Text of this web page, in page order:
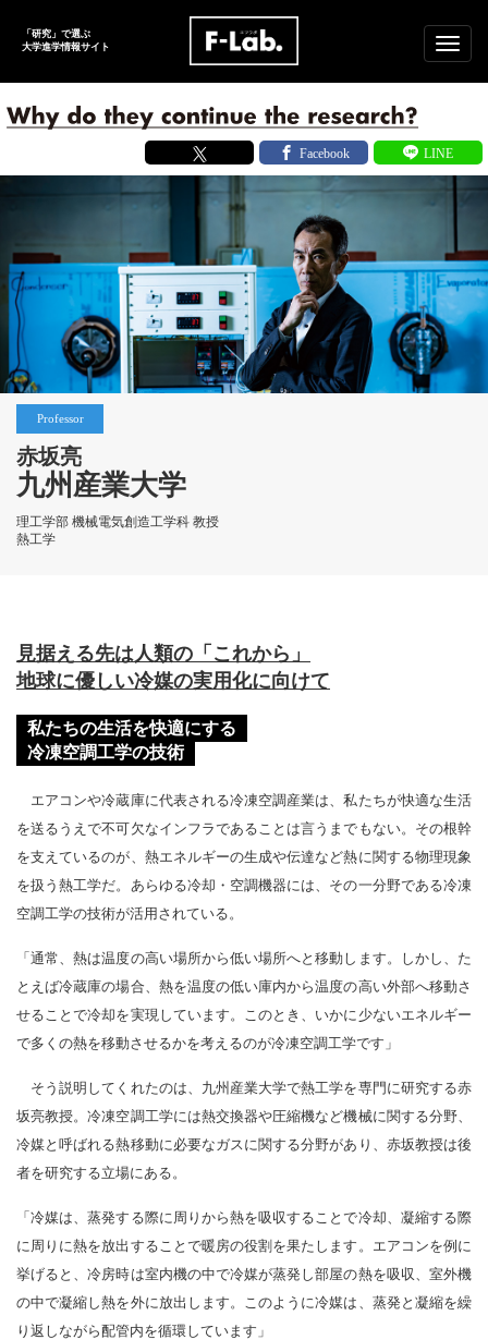
「研究」で選ぶ
大学進学情報サイト
メ
Professor
赤坂亮
九州産業大学
理工学部 機械電気創造工学科 教授
熱工学
見据える先は人類の「これから」
地球に優しい冷媒の実用化に向けて
私たちの生活を快適にする
冷凍空調工学の技術
エアコンや冷蔵庫に代表される冷凍空調産業は、私たちが快適な生活
を送るうえで不可欠なインフラであることは言うまでもない。その根幹
を支えているのが、熱エネルギーの生成や伝達など熱に関する物理現象
を扱う熱工学だ。あらゆる冷却・空調機器には、その一分野である冷凍
空調工学の技術が活用されている。
「通常、熱は温度の高い場所から低い場所へと移動します。しかし、た
とえば冷蔵庫の場合、熱を温度の低い庫内から温度の高い外部へ移動さ
せることで冷却を実現しています。このとき、いかに少ないエネルギー
で多くの熱を移動させるかを考えるのが冷凍空調工学です」
そう説明してくれたのは、九州産業大学で熱工学を専門に研究する赤
坂亮教授。冷凍空調工学には熱交換器や圧縮機など機械に関する分野、
冷媒と呼ばれる熱移動に必要なガスに関する分野があり、赤坂教授は後
者を研究する立場にある。
「冷媒は、蒸発する際に周りから熱を吸収することで冷却、凝縮する際
に周りに熱を放出することで暖房の役割を果たします。エアコンを例に
挙げると、冷房時は室内機の中で冷媒が蒸発し部屋の熱を吸収、室外機
の中で凝縮し熱を外に放出します。このように冷媒は、蒸発と凝縮を繰
り返しながら配管内を循環しています」